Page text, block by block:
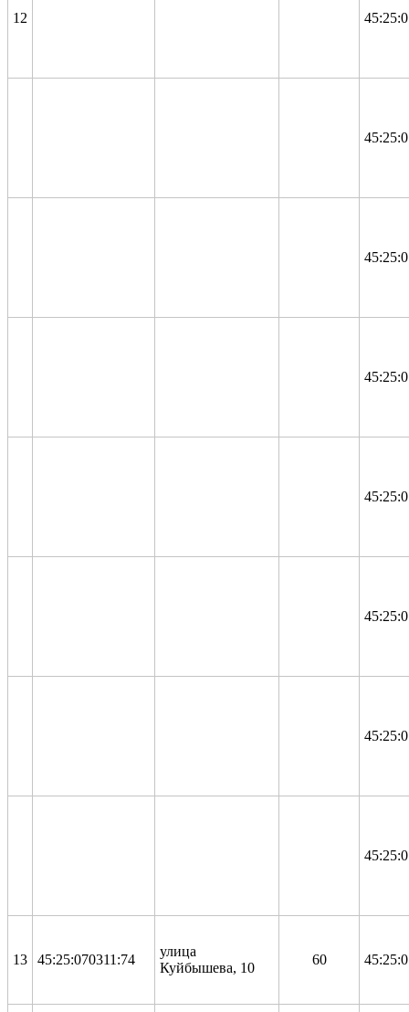
12
13 45:25:070311:74
улица
Куйбышева, 10
60